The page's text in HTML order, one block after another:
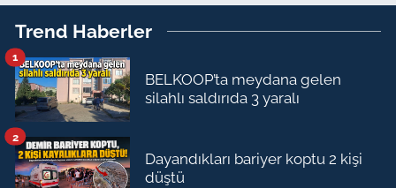
Trend Haberler
BELKOOP’ta meydana gelen
silahlı saldırıda 3 yaralı
1
Dayandıkları bariyer koptu 2 kişi
düştü
2